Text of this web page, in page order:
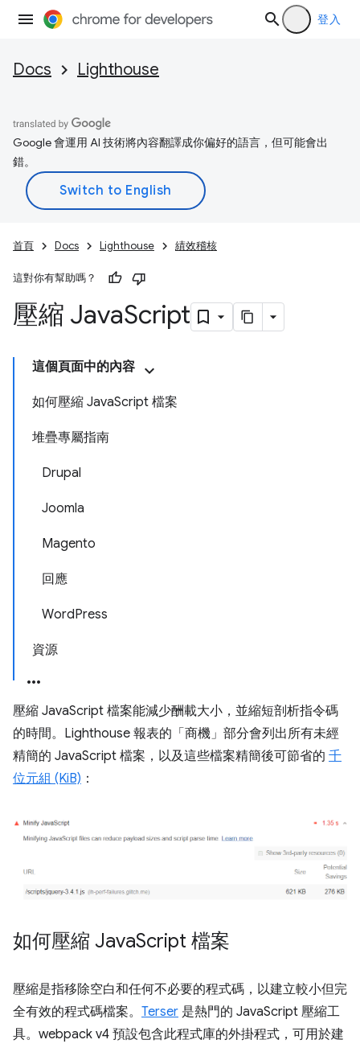
登入
Docs Lighthouse
Google 會運用 AI 技術將內容翻譯成你偏好的語言，但可能會出
錯。
首頁 Docs Lighthouse 績效稽核
這對你有幫助嗎？
壓縮 JavaScript
這個頁面中的內容
如何壓縮 JavaScript 檔案
堆疊專屬指南
Drupal
Joomla
Magento
回應
WordPress
資源
壓縮 JavaScript 檔案能減少酬載大小，並縮短剖析指令碼
的時間。Lighthouse 報表的「商機」部分會列出所有未經
精簡的 JavaScript 檔案，以及這些檔案精簡後可節省的 千
位元組 (KiB) ：
如何壓縮 JavaScript 檔案
壓縮是指移除空白和任何不必要的程式碼，以建立較小但完
全有效的程式碼檔案。 Terser 是熱門的 JavaScript 壓縮工
具。webpack v4 預設包含此程式庫的外掛程式，可用於建